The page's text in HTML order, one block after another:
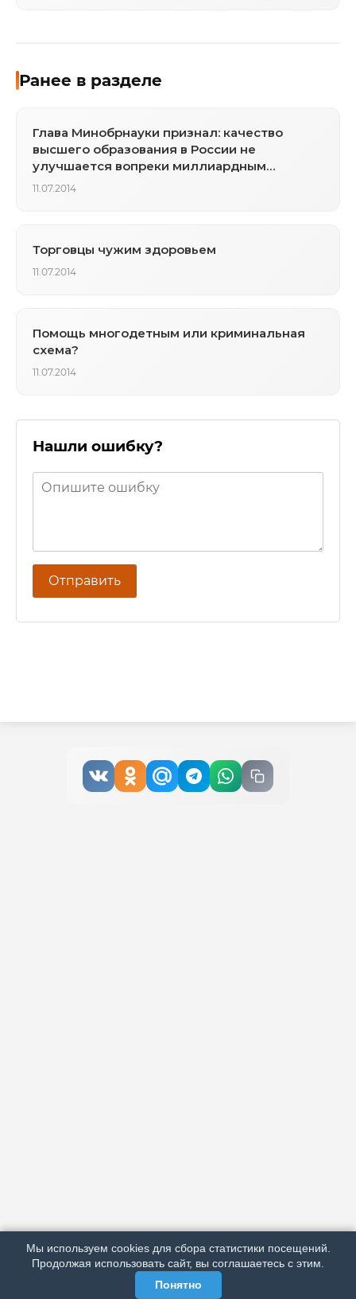
РЕКЛАМА У НАС
МЫ В СОЦСЕТЯХ
Ранее в разделе
Глава Минобрнауки признал: качество
высшего образования в России не
улучшается вопреки миллиардным
вливаниям
11.07.2014
Торговцы чужим здоровьем
11.07.2014
Помощь многодетным или криминальная
схема?
11.07.2014
Нашли ошибку?
Отправить
Мы используем cookies для сбора статистики посещений.
Продолжая использовать сайт, вы соглашаетесь с этим.
Понятно